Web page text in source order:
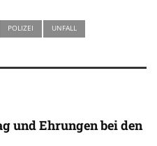
POLIZEI UNFALL
und Ehrungen bei den